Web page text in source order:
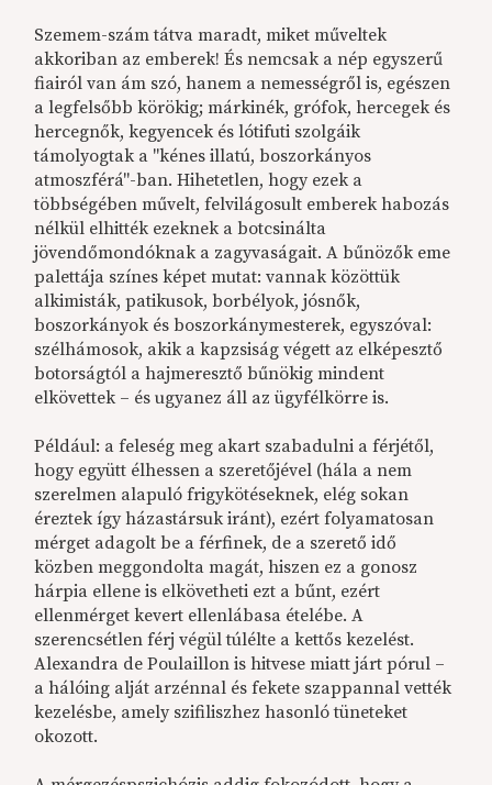
Szemem-szám tátva maradt, miket műveltek
akkoriban az emberek! És nemcsak a nép egyszerű
fiairól van ám szó, hanem a nemességről is, egészen
a legfelsőbb körökig; márkinék, grófok, hercegek és
hercegnők, kegyencek és lótifuti szolgáik
támolyogtak a "kénes illatú, boszorkányos
atmoszférá"-ban. Hihetetlen, hogy ezek a
többségében művelt, felvilágosult emberek habozás
nélkül elhitték ezeknek a botcsinálta
jövendőmondóknak a zagyvaságait. A bűnözők eme
palettája színes képet mutat: vannak közöttük
alkimisták, patikusok, borbélyok, jósnők,
boszorkányok és boszorkánymesterek, egyszóval:
szélhámosok, akik a kapzsiság végett az elképesztő
botorságtól a hajmeresztő bűnökig mindent
elkövettek – és ugyanez áll az ügyfélkörre is.
Például: a feleség meg akart szabadulni a férjétől,
hogy együtt élhessen a szeretőjével (hála a nem
szerelmen alapuló frigykötéseknek, elég sokan
éreztek így házastársuk iránt), ezért folyamatosan
mérget adagolt be a férfinek, de a szerető idő
közben meggondolta magát, hiszen ez a gonosz
hárpia ellene is elkövetheti ezt a bűnt, ezért
ellenmérget kevert ellenlábasa ételébe. A
szerencsétlen férj végül túlélte a kettős kezelést.
Alexandra de Poulaillon is hitvese miatt járt pórul –
a hálóing alját arzénnal és fekete szappannal vették
kezelésbe, amely szifiliszhez hasonló tüneteket
okozott.